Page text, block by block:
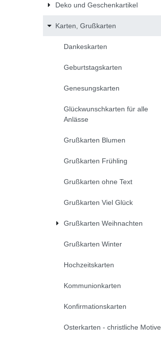
Deko und Geschenkartikel
Karten, Grußkarten
Dankeskarten
Geburtstagskarten
Genesungskarten
Glückwunschkarten für alle
Anlässe
Grußkarten Blumen
Grußkarten Frühling
Grußkarten ohne Text
Grußkarten Viel Glück
Grußkarten Weihnachten
Grußkarten Winter
Hochzeitskarten
Kommunionkarten
Konfirmationskarten
Osterkarten - christliche Motive